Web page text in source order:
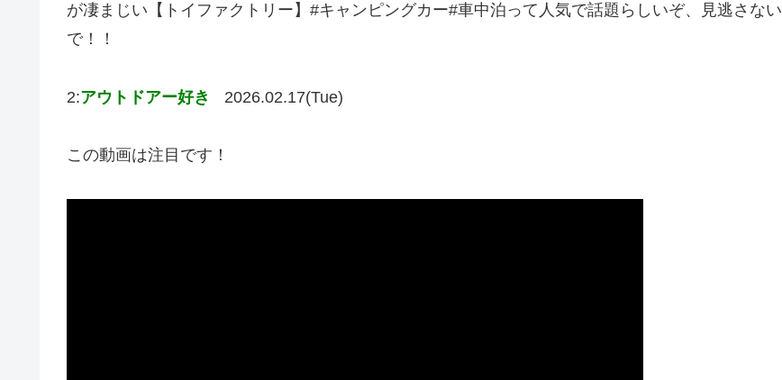
が凄まじい【トイファクトリー】#キャンピングカー#車中泊って人気で話題らしいぞ、見逃さない
で！！
2:アウトドアー好き 2026.02.17(Tue)
この動画は注目です！